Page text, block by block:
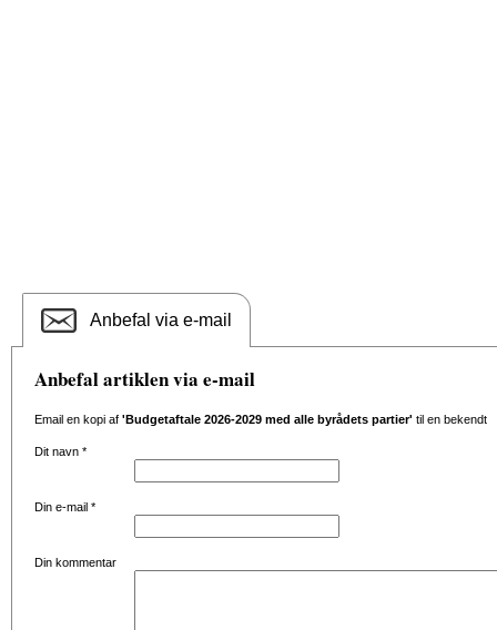
Anbefal via e-mail
Anbefal artiklen via e-mail
Email en kopi af 'Budgetaftale 2026-2029 med alle byrådets partier' til en bekendt
Dit navn *
Din e-mail *
Din kommentar